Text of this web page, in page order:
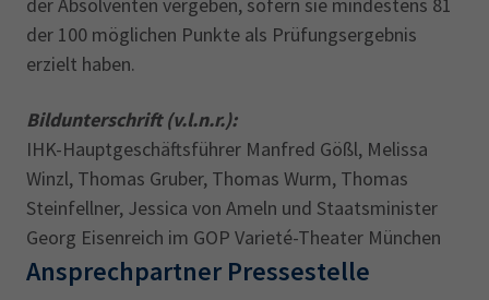
der 100 möglichen Punkte als Prüfungsergebnis
erzielt haben.
Bildunterschrift (v.l.n.r.):
IHK-Hauptgeschäftsführer Manfred Gößl, Melissa
Winzl, Thomas Gruber, Thomas Wurm, Thomas
Steinfellner, Jessica von Ameln und Staatsminister
Georg Eisenreich im GOP Varieté-Theater München
Ansprechpartner Pressestelle